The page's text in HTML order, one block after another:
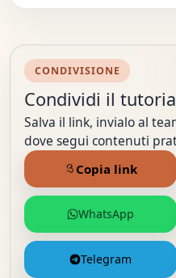
CONDIVISIONE
Condividi il
Salva il link, invialo al
dove segui contenuti
WhatsApp
Telegram
Copia link